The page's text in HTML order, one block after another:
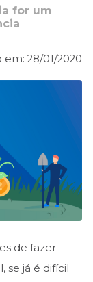
for um
em: 28/01/2020
de fazer
se já é difícil